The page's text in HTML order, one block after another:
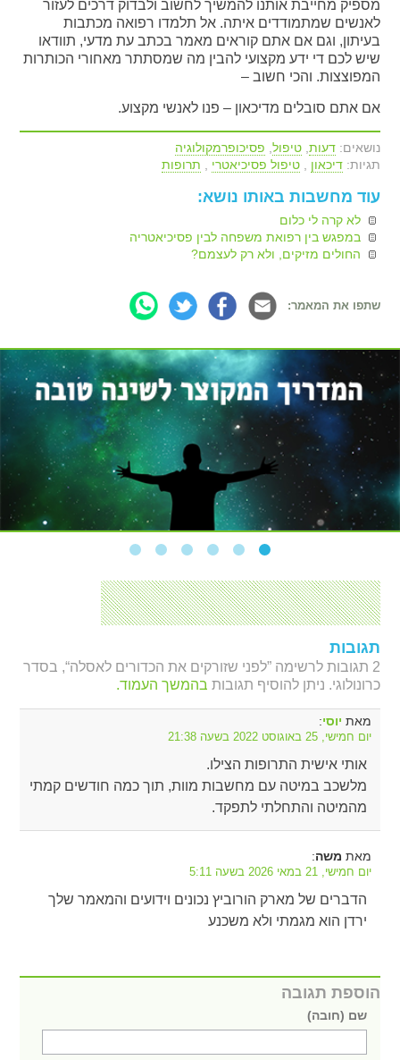
מספיק מחייבת אותנו להמשיך לחשוב ולבדוק דרכים לעזור
לאנשים שמתמודדים איתה. אל תלמדו רפואה מכתבות
בעיתון, וגם אם אתם קוראים מאמר בכתב עת מדעי, תוודאו
שיש לכם די ידע מקצועי להבין מה שמסתתר מאחורי הכותרות
המפוצצות. והכי חשוב –
אם אתם סובלים מדיכאון – פנו לאנשי מקצוע.
נושאים:דעות ,טיפול פסיכופרמקולוגיה
תגיות:דיכאון ,טיפול פסיכיאטרי תרופות
עוד מחשבות באותו נושא:
לא קרה לי כלום
במפגש בין רפואת משפחה לבין פסיכיאטריה
החולים מזיקים, ולא רק לעצמם?
שתפו את המאמר:
תגובות
2 תגובות לרשימה ”לפני שזורקים את הכדורים לאסלה“, בסדר
כרונולוגי. ניתן להוסיף תגובות בהמשך העמוד.
מאת יוסי:
יום חמישי, 25 באוגוסט 2022 בשעה 21:38
אותי אישית התרופות הצילו.
מלשכב במיטה עם מחשבות מוות, תוך כמה חודשים קמתי
מהמיטה והתחלתי לתפקד.
מאת משה:
יום חמישי, 21 במאי 2026 בשעה 5:11
הדברים של מארק הורוביץ נכונים וידועים והמאמר שלך
ירדן הוא מגמתי ולא משכנע
הוספת תגובה
שם (חובה)